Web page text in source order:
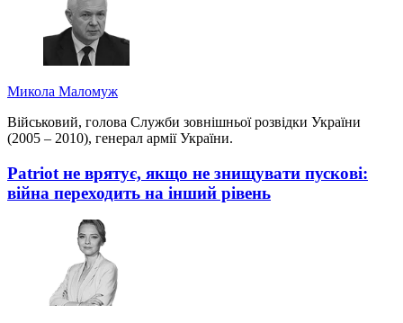
Микола Маломуж
Військовий, голова Служби зовнішньої розвідки України
(2005 – 2010), генерал армії України.
Patriot не врятує, якщо не знищувати пускові:
війна переходить на інший рівень